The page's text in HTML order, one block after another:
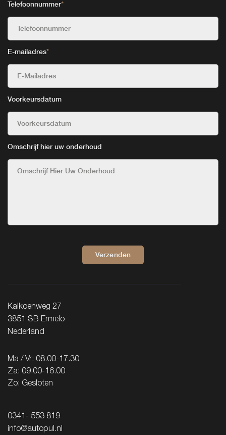
Telefoonnummer*
E-mailadres*
Voorkeursdatum
Omschrijf hier uw onderhoud
Verzenden
Kalkoenweg 27
3851 SB Ermelo
Nederland
Ma / Vr: 08.00-17.30
Za: 09.00-16.00
Zo: Gesloten
0341- 553 819
info@autopul.nl